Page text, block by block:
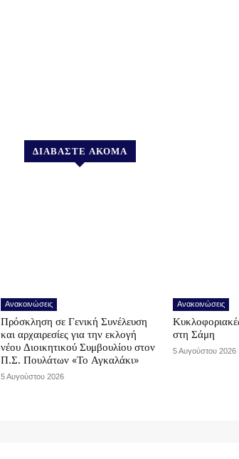
ΔΙΑΒΑΣΤΕ ΑΚΟΜΑ
Ανακοινώσεις
Πρόσκληση σε Γενική Συνέλευση
και αρχαιρεσίες για την εκλογή
νέου Διοικητικού Συμβουλίου στον
Π.Σ. Πουλάτων «Το Αγκαλάκι»
5 Αυγούστου 2026
Ανακοινώσεις
στη Σάμη
5 Αυγούστου 2026